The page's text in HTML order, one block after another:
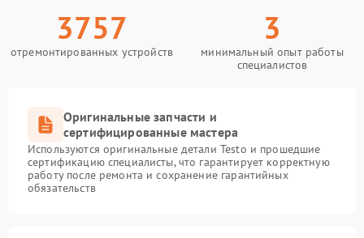
3757
отремонтированных устройств
3
минимальный опыт работы
специалистов
Оригинальные запчасти и
сертифицированные мастера
Используются оригинальные детали Testo и прошедшие
сертификацию специалисты, что гарантирует корректную
работу после ремонта и сохранение гарантийных
обязательств